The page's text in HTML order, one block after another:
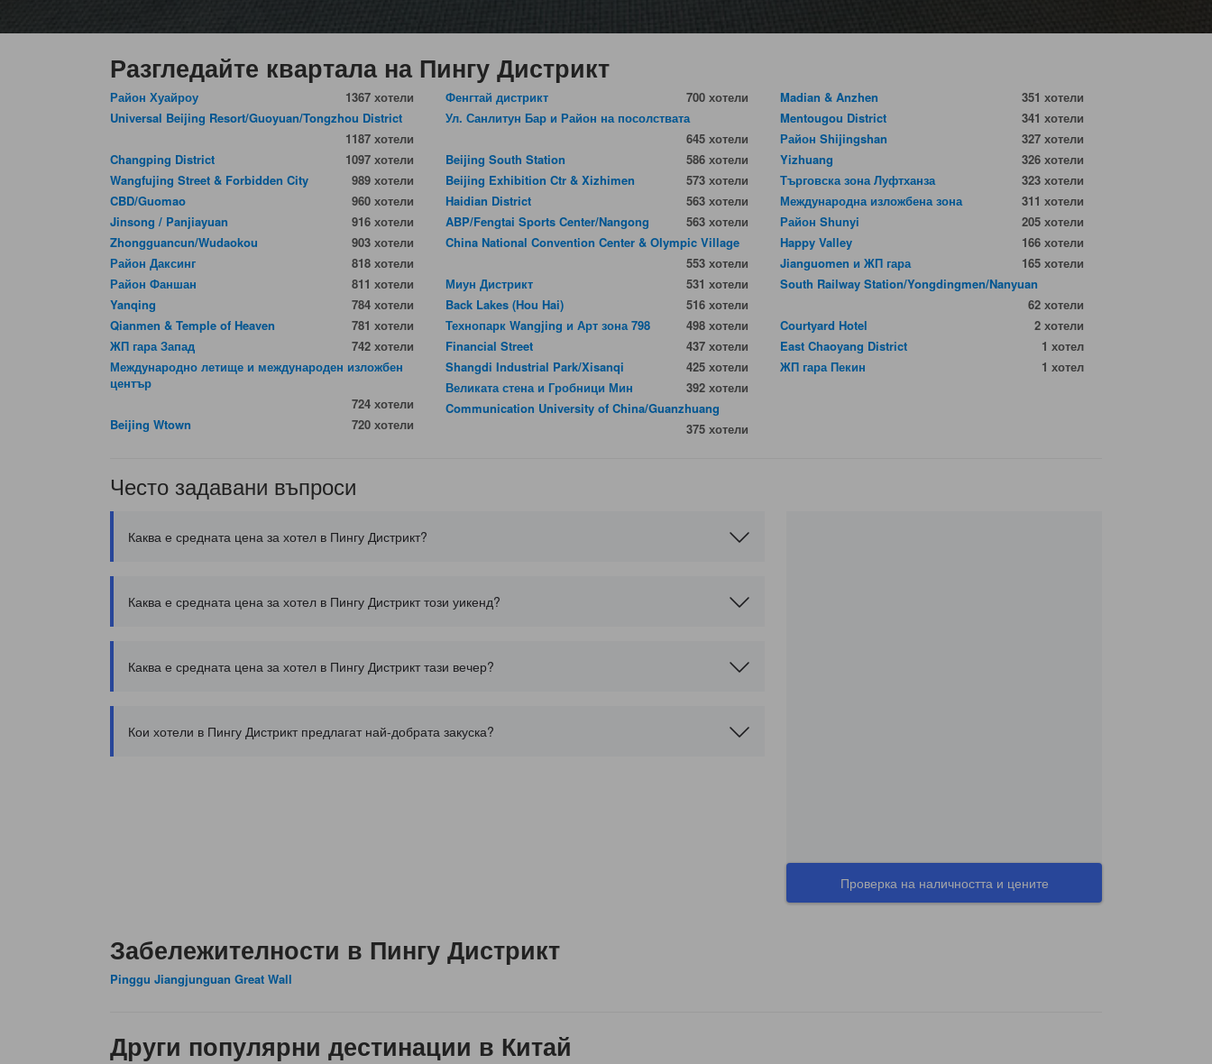
Разгледайте квартала на Пингу Дистрикт
Район Хуайроу
1367 хотели
Universal Beijing Resort/Guoyuan/Tongzhou District
1187 хотели
Changping District
1097 хотели
Wangfujing Street & Forbidden City
989 хотели
CBD/Guomao
960 хотели
Jinsong / Panjiayuan
916 хотели
Zhongguancun/Wudaokou
903 хотели
Район Даксинг
818 хотели
Район Фаншан
811 хотели
Yanqing
784 хотели
Qianmen & Temple of Heaven
781 хотели
ЖП гара Запад
742 хотели
Международно летище и международен изложбен
център
724 хотели
Beijing Wtown
720 хотели
Фенгтай дистрикт
700 хотели
Ул. Санлитун Бар и Район на посолствата
645 хотели
Beijing South Station
586 хотели
Beijing Exhibition Ctr & Xizhimen
573 хотели
Haidian District
563 хотели
ABP/Fengtai Sports Center/Nangong
563 хотели
China National Convention Center & Olympic Village
553 хотели
Миун Дистрикт
531 хотели
Back Lakes (Hou Hai)
516 хотели
Технопарк Wangjing и Арт зона 798
498 хотели
Financial Street
437 хотели
Shangdi Industrial Park/Xisanqi
425 хотели
Великата стена и Гробници Мин
392 хотели
Communication University of China/Guanzhuang
375 хотели
Madian & Anzhen
351 хотели
Mentougou District
341 хотели
Район Shijingshan
327 хотели
Yizhuang
326 хотели
Търговска зона Луфтханза
323 хотели
Международна изложбена зона
311 хотели
Район Shunyi
205 хотели
Happy Valley
166 хотели
Jianguomen и ЖП гара
165 хотели
South Railway Station/Yongdingmen/Nanyuan
62 хотели
Courtyard Hotel
2 хотели
East Chaoyang District
1 хотел
ЖП гара Пекин
1 хотел
Често задавани въпроси
Каква е средната цена за хотел в Пингу Дистрикт?
Каква е средната цена за хотел в Пингу Дистрикт този уикенд?
Каква е средната цена за хотел в Пингу Дистрикт тази вечер?
Кои хотели в Пингу Дистрикт предлагат най-добрата закуска?
Проверка на наличността и цените
Забележителности в Пингу Дистрикт
Pinggu Jiangjunguan Great Wall
Други популярни дестинации в Китай